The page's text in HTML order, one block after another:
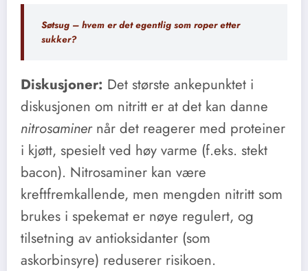
Søtsug – hvem er det egentlig som roper etter
sukker?
Diskusjoner: Det største ankepunktet i
diskusjonen om nitritt er at det kan danne
nitrosaminer når det reagerer med proteiner
i kjøtt, spesielt ved høy varme (f.eks. stekt
bacon). Nitrosaminer kan være
kreftfremkallende, men mengden nitritt som
brukes i spekemat er nøye regulert, og
tilsetning av antioksidanter (som
askorbinsyre) reduserer risikoen.